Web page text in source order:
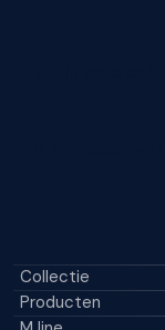
Collectie
Producten